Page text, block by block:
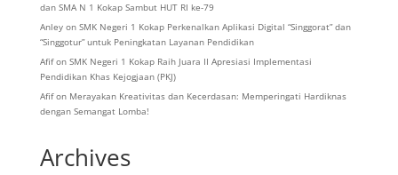
dan SMA N 1 Kokap Sambut HUT RI ke-79
Anleyon SMK Negeri 1 Kokap Perkenalkan Aplikasi Digital “Singgorat” dan
“Singgotur” untuk Peningkatan Layanan Pendidikan
Afifon SMK Negeri 1 Kokap Raih Juara II Apresiasi Implementasi
Pendidikan Khas Kejogjaan (PKJ)
Afifon Merayakan Kreativitas dan Kecerdasan: Memperingati Hardiknas
dengan Semangat Lomba!
Archives